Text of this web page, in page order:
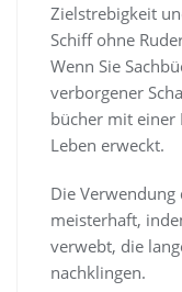
Zielstrebigkeit
Schiff ohne
Wenn Sie
verborgener
bücher mit einer
Leben erweckt.
Die
meisterhaft,
verwebt, die
nachklingen.